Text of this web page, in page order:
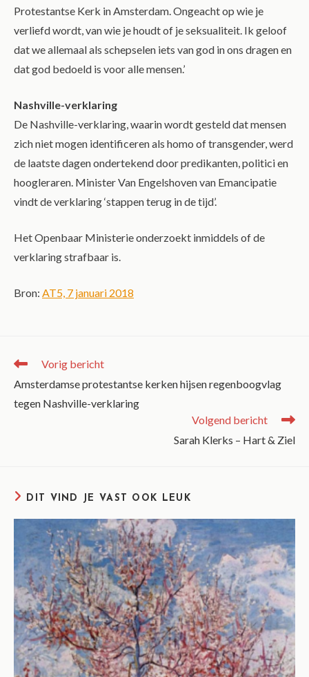
Protestantse Kerk in Amsterdam. Ongeacht op wie je
verliefd wordt, van wie je houdt of je seksualiteit. Ik geloof
dat we allemaal als schepselen iets van god in ons dragen en
dat god bedoeld is voor alle mensen.’
Nashville-verklaring
De Nashville-verklaring, waarin wordt gesteld dat mensen
zich niet mogen identificeren als homo of transgender, werd
de laatste dagen ondertekend door predikanten, politici en
hoogleraren. Minister Van Engelshoven van Emancipatie
vindt de verklaring ‘stappen terug in de tijd’.
Het Openbaar Ministerie onderzoekt inmiddels of de
verklaring strafbaar is.
Bron: AT5, 7 januari 2018
Vorig bericht
Amsterdamse protestantse kerken hijsen regenboogvlag
tegen Nashville-verklaring
Volgend bericht
Sarah Klerks – Hart & Ziel
DIT VIND JE VAST OOK LEUK